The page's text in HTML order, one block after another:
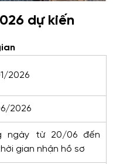
dự kiến
2026
2026
ngày từ 20/06 đến
gian nhận hồ sơ